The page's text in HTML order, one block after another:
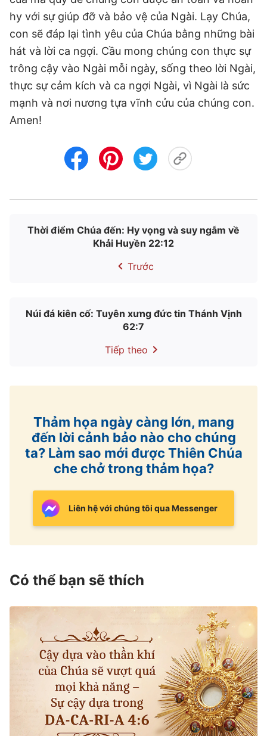
hy với sự giúp đỡ và bảo vệ của Ngài. Lạy Chúa,
con sẽ đáp lại tình yêu của Chúa bằng những bài
hát và lời ca ngợi. Cầu mong chúng con thực sự
trông cậy vào Ngài mỗi ngày, sống theo lời Ngài,
thực sự cảm kích và ca ngợi Ngài, vì Ngài là sức
mạnh và nơi nương tựa vĩnh cửu của chúng con.
Amen!
Thời điểm Chúa đến: Hy vọng và suy ngẫm về
Khải Huyền 22:12
Trước
Núi đá kiên cố: Tuyên xưng đức tin Thánh Vịnh
62:7
Tiếp theo
Thảm họa ngày càng lớn, mang
đến lời cảnh bảo nào cho chúng
ta? Làm sao mới được Thiên Chúa
che chở trong thảm họa?
Liên hệ với chúng tôi qua Messenger
Có thể bạn sẽ thích